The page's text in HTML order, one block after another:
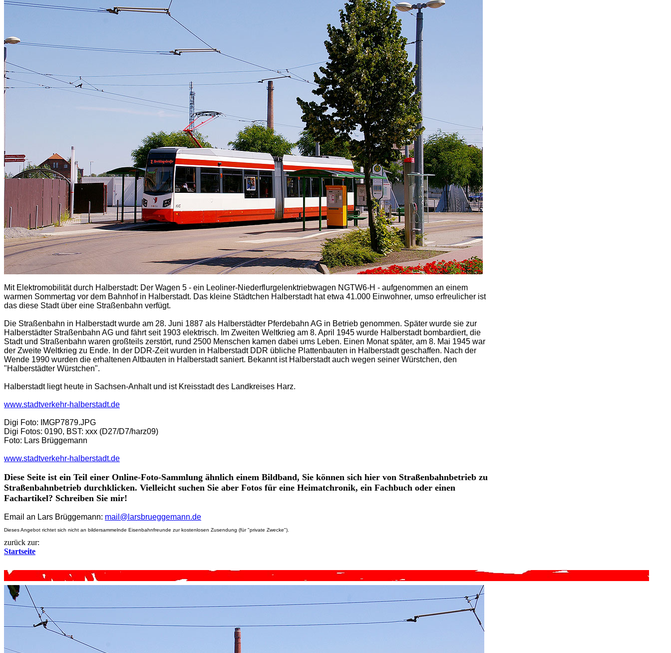
Mit Elektromobilität durch Halberstadt: Der Wagen 5 - ein Leoliner-Niederflurgelenktriebwagen NGTW6-H - aufgenommen an einem
warmen Sommertag vor dem Bahnhof in Halberstadt. Das kleine Städtchen Halberstadt hat etwa 41.000 Einwohner, umso erfreulicher ist
das diese Stadt über eine Straßenbahn verfügt.
Die Straßenbahn in Halberstadt wurde am 28. Juni 1887 als Halberstädter Pferdebahn AG in Betrieb genommen. Später wurde sie zur
Halberstädter Straßenbahn AG und fährt seit 1903 elektrisch. Im Zweiten Weltkrieg am 8. April 1945 wurde Halberstadt bombardiert, die
Stadt und Straßenbahn waren großteils zerstört, rund 2500 Menschen kamen dabei ums Leben. Einen Monat später, am 8. Mai 1945 war
der Zweite Weltkrieg zu Ende. In der DDR-Zeit wurden in Halberstadt DDR übliche Plattenbauten in Halberstadt geschaffen. Nach der
Wende 1990 wurden die erhaltenen Altbauten in Halberstadt saniert. Bekannt ist Halberstadt auch wegen seiner Würstchen, den
"Halberstädter Würstchen".
Halberstadt liegt heute in Sachsen-Anhalt und ist Kreisstadt des Landkreises Harz.
www.stadtverkehr-halberstadt.de
Digi Foto: IMGP7879.JPG
Digi Fotos: 0190, BST: xxx (D27/D7/harz09)
Foto: Lars Brüggemann
www.stadtverkehr-halberstadt.de
Diese Seite ist ein Teil einer Online-Foto-Sammlung ähnlich einem Bildband, Sie können sich hier von Straßenbahnbetrieb zu
Straßenbahnbetrieb durchklicken. Vielleicht suchen Sie aber Fotos für eine Heimatchronik, ein Fachbuch oder einen
Fachartikel? Schreiben Sie mir!
Email an Lars Brüggemann: mail@larsbrueggemann.de
Dieses Angebot richtet sich nicht an bildersammelnde Eisenbahnfreunde zur kostenlosen Zusendung (für "private Zwecke").
zurück zur:
Startseite